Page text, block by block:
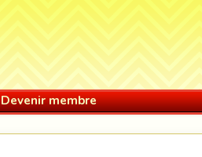
Devenir membre